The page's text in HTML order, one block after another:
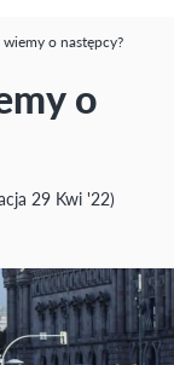
wiemy o następcy?
o
29 Kwi '22)